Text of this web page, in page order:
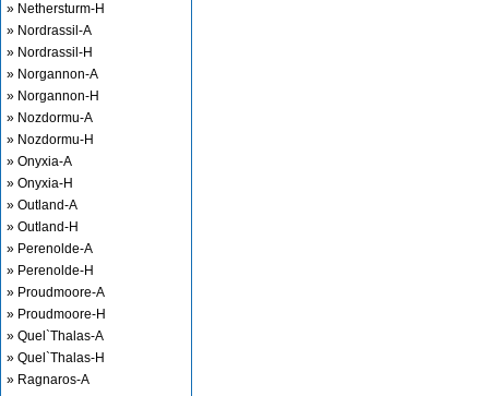
» Nethersturm-H
» Nordrassil-A
» Nordrassil-H
» Norgannon-A
» Norgannon-H
» Nozdormu-A
» Nozdormu-H
» Onyxia-A
» Onyxia-H
» Outland-A
» Outland-H
» Perenolde-A
» Perenolde-H
» Proudmoore-A
» Proudmoore-H
» Quel`Thalas-A
» Quel`Thalas-H
» Ragnaros-A